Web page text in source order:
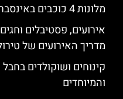
מלונות 4 כוכבים באינסברוק
אירועים, פסטיבלים
מדריך האירועים של
קינוחים ושוקולדים
והמיוחדים